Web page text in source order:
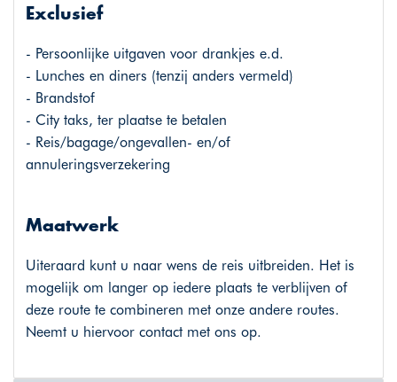
Exclusief
- Persoonlijke uitgaven voor drankjes e.d.
- Lunches en diners (tenzij anders vermeld)
- Brandstof
- City taks, ter plaatse te betalen
- Reis/bagage/ongevallen- en/of
annuleringsverzekering
Maatwerk
Uiteraard kunt u naar wens de reis uitbreiden. Het is
mogelijk om langer op iedere plaats te verblijven of
deze route te combineren met onze andere routes.
Neemt u hiervoor contact met ons op.